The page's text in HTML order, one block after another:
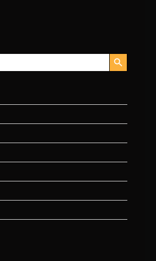
검색 버튼